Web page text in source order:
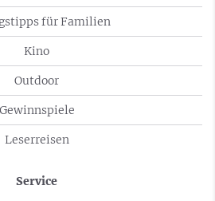
für Familien
Kino
Outdoor
Gewinnspiele
Leserreisen
Service